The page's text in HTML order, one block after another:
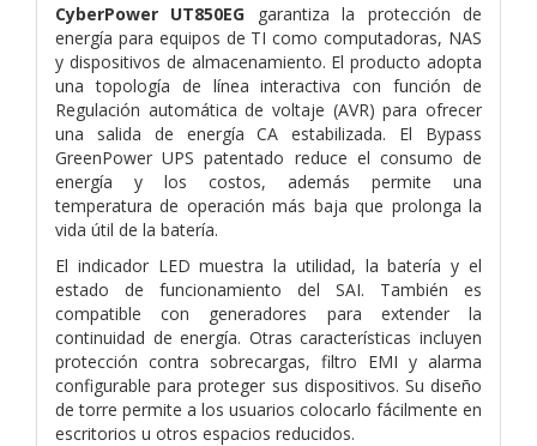
CyberPower UT850EG garantiza la protección de
energía para equipos de TI como computadoras, NAS
y dispositivos de almacenamiento. El producto adopta
una topología de línea interactiva con función de
Regulación automática de voltaje (AVR) para ofrecer
una salida de energía CA estabilizada. El Bypass
GreenPower UPS patentado reduce el consumo de
energía y los costos, además permite una
temperatura de operación más baja que prolonga la
vida útil de la batería.
El indicador LED muestra la utilidad, la batería y el
estado de funcionamiento del SAI. También es
compatible con generadores para extender la
continuidad de energía. Otras características incluyen
protección contra sobrecargas, filtro EMI y alarma
configurable para proteger sus dispositivos. Su diseño
de torre permite a los usuarios colocarlo fácilmente en
escritorios u otros espacios reducidos.